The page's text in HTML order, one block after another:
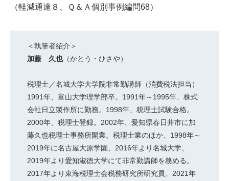
（軽減通達８、Ｑ＆Ａ個別事例編問68）
＜執筆者紹介＞
加藤 久也（かとう・ひさや）
税理士／名城大学大学院非常勤講師（消費税法担当）
1991年、富山大学理学部卒。1991年～1995年、株式
会社日立製作所に勤務。1998年、税理士試験合格。
2000年、税理士登録。2002年、愛知県春日井市に加
藤久也税理士事務所開業。税理士業のほか、1998年～
2019年に名古屋大原学園、2016年より名城大学、
2019年より愛知淑徳大学にて非常勤講師を務める。
2017年より東海税理士会税務研究所研究員、2021年